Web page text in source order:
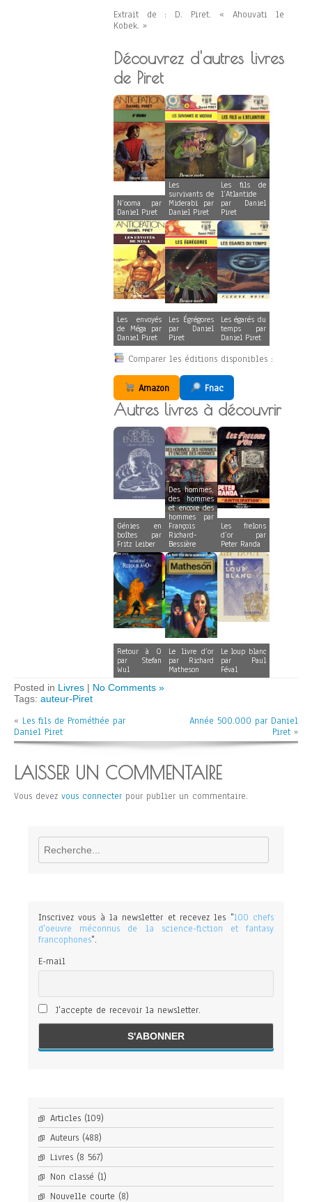
Extrait de : D. Piret. « Ahouvati le
Kobek. »
Découvrez d'autres livres
de Piret
N’ooma par
Daniel Piret
Les
survivants de
Miderabi par
Daniel Piret
Les fils de
l’Atlantide
par Daniel
Piret
Les envoyés
de Méga par
Daniel Piret
Les Égrégores
par Daniel
Piret
Les égarés du
temps par
Daniel Piret
Comparer les éditions disponibles :
Amazon Fnac
Autres livres à découvrir
Génies en
boîtes par
Fritz Leiber
Des hommes,
des hommes
et encore des
hommes par
François
Richard-
Bessière
Les frelons
d’or par
Peter Randa
Retour à O
par Stefan
Wul
Le livre d’or
par Richard
Matheson
Le loup blanc
par Paul
Féval
Posted in Livres | No Comments »
Tags: auteur-Piret
« Les fils de Prométhée par
Daniel Piret
Année 500.000 par Daniel
Piret »
LAISSER UN COMMENTAIRE
Vous devez vous connecter pour publier un commentaire.
Rechercher
Inscrivez vous à la newsletter et recevez les "100 chefs
d'oeuvre méconnus de la science-fiction et fantasy
francophones".
E-mail
J'accepte de recevoir la newsletter.
Articles (109)
Auteurs (488)
Livres (8 567)
Non classé (1)
Nouvelle courte (8)